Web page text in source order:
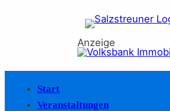
Anzeige
Start
Veranstaltungen